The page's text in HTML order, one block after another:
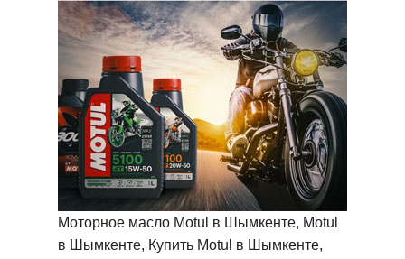
Моторное масло Motul в Шымкенте, Motul
в Шымкенте, Купить Motul в Шымкенте,